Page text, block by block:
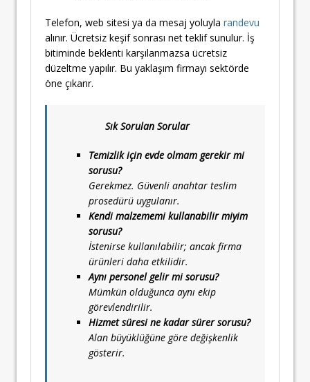
Telefon, web sitesi ya da mesaj yoluyla randevu
alınır. Ücretsiz keşif sonrası net teklif sunulur. İş
bitiminde beklenti karşılanmazsa ücretsiz
düzeltme yapılır. Bu yaklaşım firmayı sektörde
öne çıkarır.
Sık Sorulan Sorular
Temizlik için evde olmam gerekir mi
sorusu?
Gerekmez. Güvenli anahtar teslim
prosedürü uygulanır.
Kendi malzememi kullanabilir miyim
sorusu?
İstenirse kullanılabilir; ancak firma
ürünleri daha etkilidir.
Aynı personel gelir mi sorusu?
Mümkün olduğunca aynı ekip
görevlendirilir.
Hizmet süresi ne kadar sürer sorusu?
Alan büyüklüğüne göre değişkenlik
gösterir.